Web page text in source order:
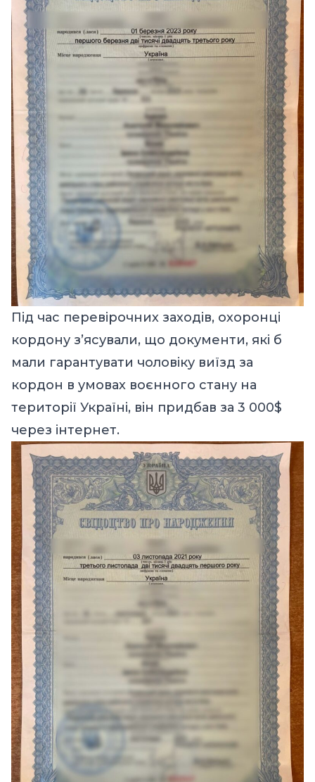
Під час перевірочних заходів, охоронці
кордону з’ясували, що документи, які б
мали гарантувати чоловіку виїзд за
кордон в умовах воєнного стану на
території Україні, він придбав за 3 000$
через інтернет.